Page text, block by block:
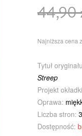
44,90
Najniższa cena
Tytuł
Streep
Projekt
Oprawa:
Liczba stron:
Dostępność: